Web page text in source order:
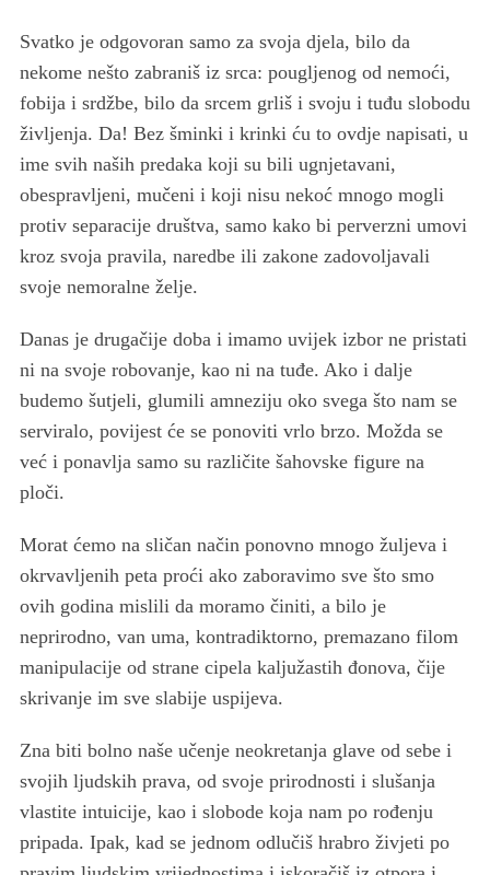
Svatko je odgovoran samo za svoja djela, bilo da
nekome nešto zabraniš iz srca: pougljenog od nemoći,
fobija i srdžbe, bilo da srcem grliš i svoju i tuđu slobodu
življenja. Da! Bez šminki i krinki ću to ovdje napisati, u
ime svih naših predaka koji su bili ugnjetavani,
obespravljeni, mučeni i koji nisu nekoć mnogo mogli
protiv separacije društva, samo kako bi perverzni umovi
kroz svoja pravila, naredbe ili zakone zadovoljavali
svoje nemoralne želje.
Danas je drugačije doba i imamo uvijek izbor ne pristati
ni na svoje robovanje, kao ni na tuđe. Ako i dalje
budemo šutjeli, glumili amneziju oko svega što nam se
serviralo, povijest će se ponoviti vrlo brzo. Možda se
već i ponavlja samo su različite šahovske figure na
ploči.
Morat ćemo na sličan način ponovno mnogo žuljeva i
okrvavljenih peta proći ako zaboravimo sve što smo
ovih godina mislili da moramo činiti, a bilo je
neprirodno, van uma, kontradiktorno, premazano filom
manipulacije od strane cipela kaljužastih đonova, čije
skrivanje im sve slabije uspijeva.
Zna biti bolno naše učenje neokretanja glave od sebe i
svojih ljudskih prava, od svoje prirodnosti i slušanja
vlastite intuicije, kao i slobode koja nam po rođenju
pripada. Ipak, kad se jednom odlučiš hrabro živjeti po
S
a
r
h
f
: